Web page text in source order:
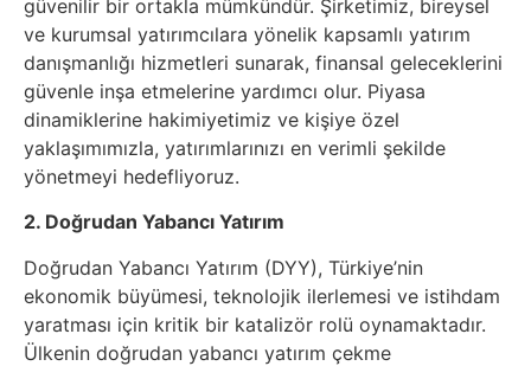
güvenilir bir ortakla mümkündür. Şirketimiz, bireysel
ve kurumsal yatırımcılara yönelik kapsamlı yatırım
danışmanlığı hizmetleri sunarak, finansal geleceklerini
güvenle inşa etmelerine yardımcı olur. Piyasa
dinamiklerine hakimiyetimiz ve kişiye özel
yaklaşımımızla, yatırımlarınızı en verimli şekilde
yönetmeyi hedefliyoruz.
2. Doğrudan Yabancı Yatırım
Doğrudan Yabancı Yatırım (DYY), Türkiye’nin
ekonomik büyümesi, teknolojik ilerlemesi ve istihdam
yaratması için kritik bir katalizör rolü oynamaktadır.
Ülkenin doğrudan yabancı yatırım çekme